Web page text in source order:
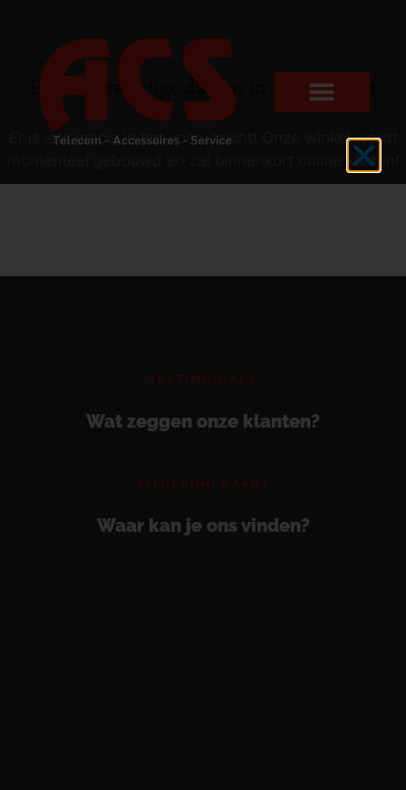
Er zijn geweldige dingen in het verschiet
Er is iets moois in het vooruitzicht! Onze winkel wordt
momenteel gebouwd en zal binnenkort online komen!
TESTIMONIALS
Wat zeggen onze klanten?
SITUERING KAART
Waar kan je ons vinden?